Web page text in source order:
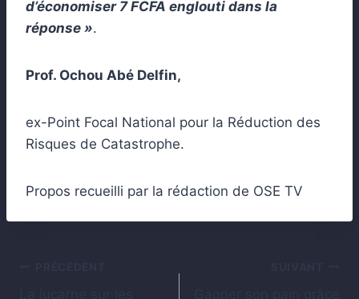
d’économiser 7 FCFA englouti dans la
réponse ».
Prof. Ochou Abé Delfin,
ex-Point Focal National pour la Réduction des
Risques de Catastrophe.
Propos recueilli par la rédaction de OSE TV